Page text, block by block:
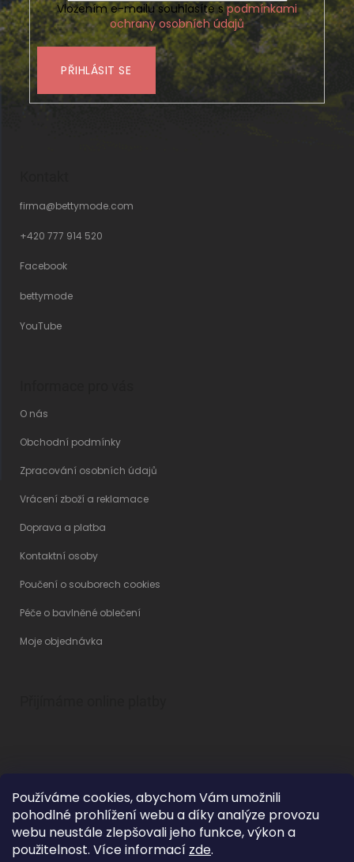
Používáme cookies, abychom Vám umožnili
pohodlné prohlížení webu a díky analýze provozu
webu neustále zlepšovali jeho funkce, výkon a
použitelnost. Více informací zde.
Vložením e-mailu souhlasíte spodmínkami
ochrany osobních údajů
PŘIHLÁSIT SE
firma@bettymode.com
+420 777 914 520
Facebook
bettymode
YouTube
O nás
Obchodní podmínky
Zpracování osobních údajů
Vrácení zboží a reklamace
Doprava a platba
Kontaktní osoby
Poučení o souborech cookies
Péče o bavlněné oblečení
Moje objednávka
Vytvořil Shoptet